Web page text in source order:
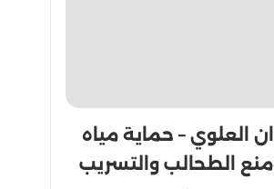
العلوي – حماية مياه
الطحالب والتسريب